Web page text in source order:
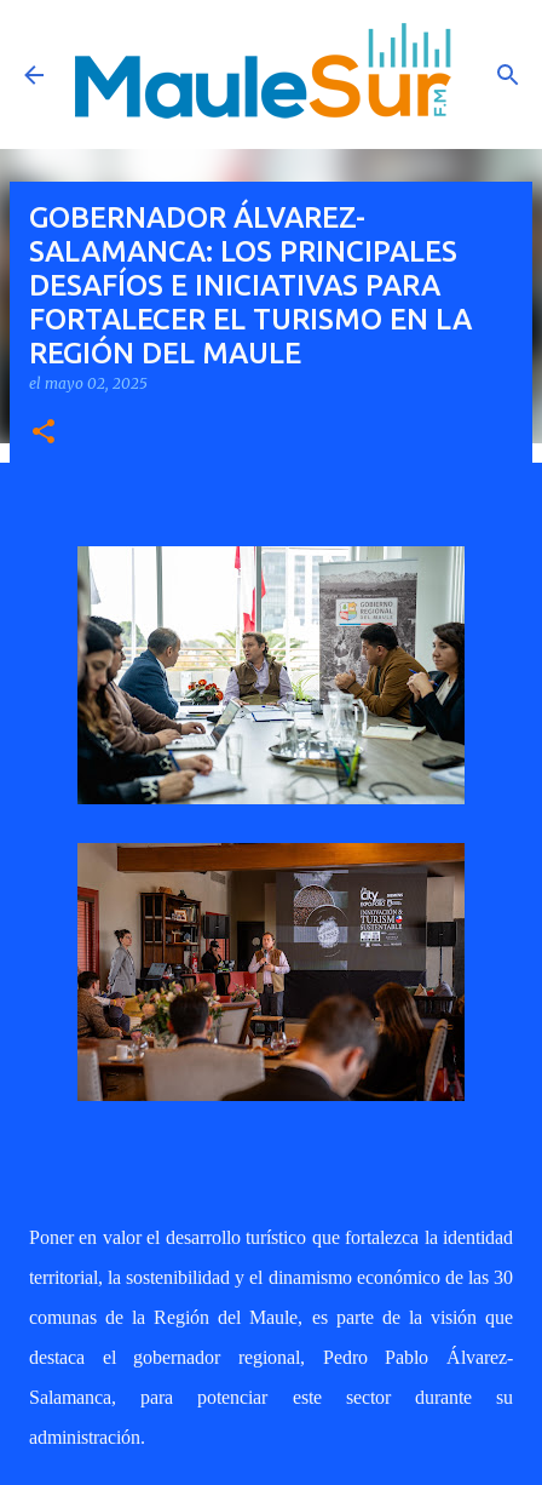
Ir al contenido principal
GOBERNADOR ÁLVAREZ-
SALAMANCA: LOS PRINCIPALES
DESAFÍOS E INICIATIVAS PARA
FORTALECER EL TURISMO EN LA
REGIÓN DEL MAULE
el mayo 02, 2025
Poner en valor el desarrollo turístico que fortalezca la identidad
territorial, la sostenibilidad y el dinamismo económico de las 30
comunas de la Región del Maule, es parte de la visión que
destaca el gobernador regional, Pedro Pablo Álvarez-
Salamanca, para potenciar este sector durante su
administración.